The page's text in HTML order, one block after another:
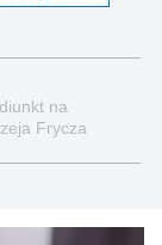
na
Frycza
związanych z